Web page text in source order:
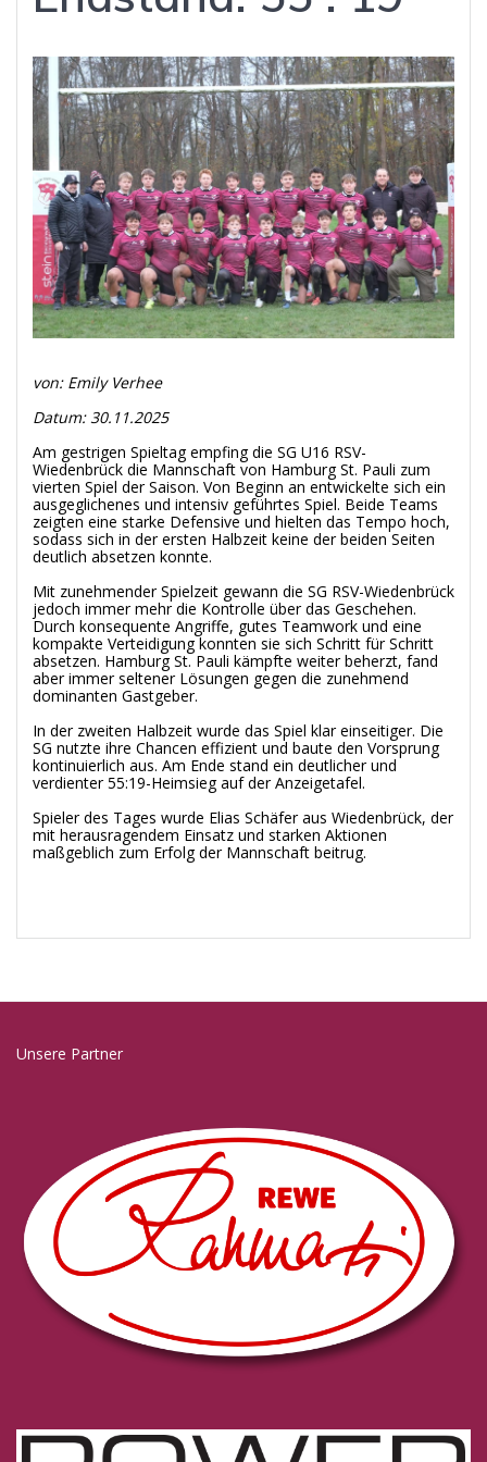
von: Emily Verhee
Datum: 30.11.2025
Am gestrigen Spieltag empfing die SG U16 RSV-
Wiedenbrück die Mannschaft von Hamburg St. Pauli zum
vierten Spiel der Saison. Von Beginn an entwickelte sich ein
ausgeglichenes und intensiv geführtes Spiel. Beide Teams
zeigten eine starke Defensive und hielten das Tempo hoch,
sodass sich in der ersten Halbzeit keine der beiden Seiten
deutlich absetzen konnte.
Mit zunehmender Spielzeit gewann die SG RSV-Wiedenbrück
jedoch immer mehr die Kontrolle über das Geschehen.
Durch konsequente Angriffe, gutes Teamwork und eine
kompakte Verteidigung konnten sie sich Schritt für Schritt
absetzen. Hamburg St. Pauli kämpfte weiter beherzt, fand
aber immer seltener Lösungen gegen die zunehmend
dominanten Gastgeber.
In der zweiten Halbzeit wurde das Spiel klar einseitiger. Die
SG nutzte ihre Chancen effizient und baute den Vorsprung
kontinuierlich aus. Am Ende stand ein deutlicher und
verdienter 55:19-Heimsieg auf der Anzeigetafel.
Spieler des Tages wurde Elias Schäfer aus Wiedenbrück, der
mit herausragendem Einsatz und starken Aktionen
maßgeblich zum Erfolg der Mannschaft beitrug.
Unsere Partner